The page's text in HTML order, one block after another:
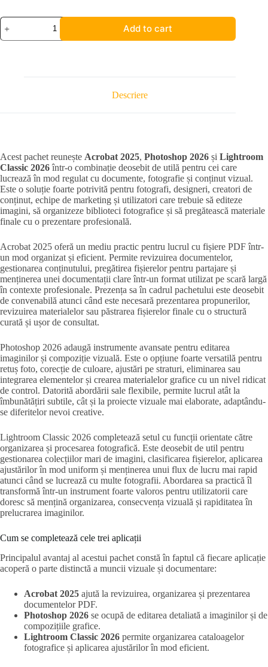
Acrobat
2025
+
quantity
Add to cart
Descriere
Acest pachet reunește Acrobat 2025, Photoshop 2026 și Lightroom
Classic 2026într-o combinație deosebit de utilă pentru cei care
lucrează în mod regulat cu documente, fotografie și conținut vizual.
Este o soluție foarte potrivită pentru fotografi, designeri, creatori de
conținut, echipe de marketing și utilizatori care trebuie să editeze
imagini, să organizeze biblioteci fotografice și să pregătească materiale
finale cu o prezentare profesională.
Acrobat 2025 oferă un mediu practic pentru lucrul cu fișiere PDF într-
un mod organizat și eficient. Permite revizuirea documentelor,
gestionarea conținutului, pregătirea fișierelor pentru partajare și
menținerea unei documentații clare într-un format utilizat pe scară largă
în contexte profesionale. Prezența sa în cadrul pachetului este deosebit
de convenabilă atunci când este necesară prezentarea propunerilor,
revizuirea materialelor sau păstrarea fișierelor finale cu o structură
curată și ușor de consultat.
Photoshop 2026 adaugă instrumente avansate pentru editarea
imaginilor și compoziție vizuală. Este o opțiune foarte versatilă pentru
retuș foto, corecție de culoare, ajustări pe straturi, eliminarea sau
integrarea elementelor și crearea materialelor grafice cu un nivel ridicat
de control. Datorită abordării sale flexibile, permite lucrul atât la
îmbunătățiri subtile, cât și la proiecte vizuale mai elaborate, adaptându-
se diferitelor nevoi creative.
Lightroom Classic 2026 completează setul cu funcții orientate către
organizarea și procesarea fotografică. Este deosebit de util pentru
gestionarea colecțiilor mari de imagini, clasificarea fișierelor, aplicarea
ajustărilor în mod uniform și menținerea unui flux de lucru mai rapid
atunci când se lucrează cu multe fotografii. Abordarea sa practică îl
transformă într-un instrument foarte valoros pentru utilizatorii care
doresc să mențină organizarea, consecvența vizuală și rapiditatea în
prelucrarea imaginilor.
Cum se completează cele trei aplicații
Principalul avantaj al acestui pachet constă în faptul că fiecare aplicație
acoperă o parte distinctă a muncii vizuale și documentare:
Acrobat 2025 ajută la revizuirea, organizarea și prezentarea
documentelor PDF.
Photoshop 2026 se ocupă de editarea detaliată a imaginilor și de
compozițiile grafice.
Lightroom Classic 2026 permite organizarea cataloagelor
fotografice și aplicarea ajustărilor în mod eficient.